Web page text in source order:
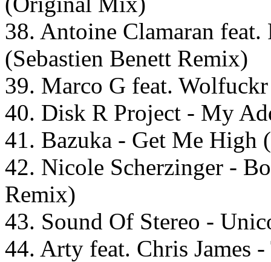
38. Antoine Clamaran
(Sebastien Benett Remix)
39. Marco G feat.
40. Disk R Project - My
41. Bazuka - Get Me
42. Nicole Scherzinger -
Remix)
43. Sound Of Stereo -
44. Arty feat. Chris James